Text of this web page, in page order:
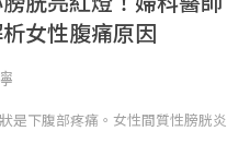
女性腹痛原因
是下腹部疼痛。女性間質性膀胱